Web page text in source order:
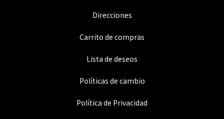
Direcciones
Carrito de compras
Lista de deseos
Políticas de cambio
Política de Privacidad